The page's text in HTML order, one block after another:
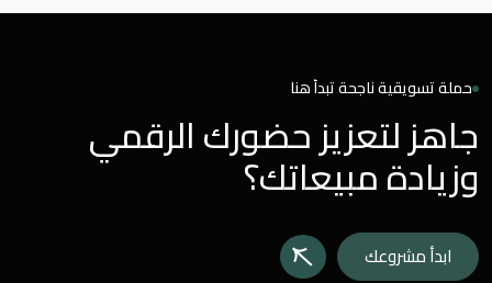
حملة تسويقية ناجحة تبدأ هنا
جاهز لتعزيز حضورك الرقمي
وزيادة مبيعاتك؟
ابدأ مشروعك